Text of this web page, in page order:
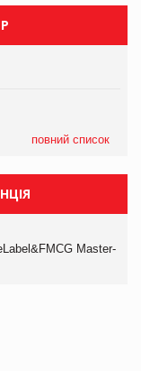
повний список
Master-